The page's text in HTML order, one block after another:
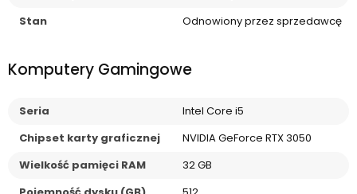
Stan
Odnowiony przez sprzedawcę
Komputery Gamingowe
Seria
Intel Core i5
Chipset karty graficznej
NVIDIA GeForce RTX 3050
Wielkość pamięci RAM
32 GB